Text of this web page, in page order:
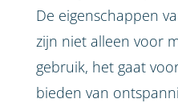
De eigenschappen
zijn niet alleen voor
gebruik, het gaat
bieden van